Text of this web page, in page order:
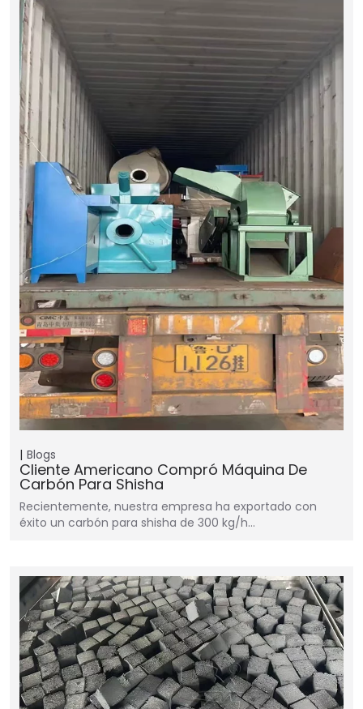
Blogs
Cliente Americano Compró Máquina De
Carbón Para Shisha
Recientemente, nuestra empresa ha exportado con
éxito un carbón para shisha de 300 kg/h…